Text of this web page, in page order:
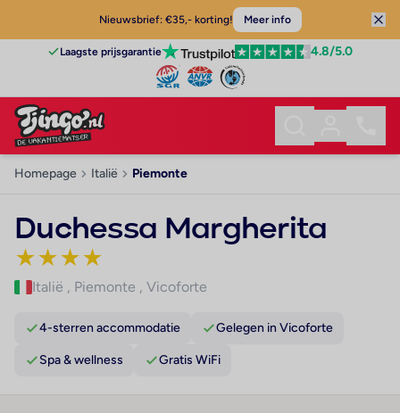
Nieuwsbrief: €35,- korting! Meer info
Laagste prijsgarantie 4.8/5.0
Homepage Italië Piemonte
Duchessa Margherita
★★★★
Italië , Piemonte , Vicoforte
4-sterren accommodatie Gelegen in Vicoforte
Spa & wellness Gratis WiFi